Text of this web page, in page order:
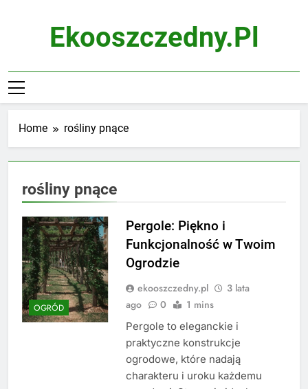
Ekooszczedny.pl
Home rośliny pnące
rośliny pnące
OGRÓD
Pergole: Piękno i
Funkcjonalność w Twoim
Ogrodzie
ekooszczedny.pl
3 lata
ago
0 1 mins
Pergole to eleganckie i
praktyczne konstrukcje
ogrodowe, które nadają
charakteru i uroku każdemu